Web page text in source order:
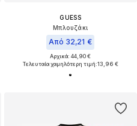
GUESS
Μπλουζάκι
Από 32,21 €
Αρχικά: 44,90 €
Τελευταία χαμηλότερη τιμή:13,96 €